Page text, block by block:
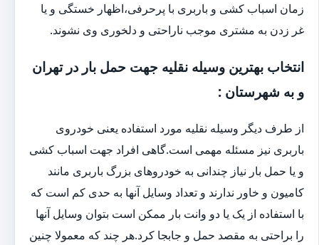
زمان اسباب کشی و باربری با پرحرفی،اظهار خستگی و یا
غر زدن به مشتری موجب ناراحتی و دلخوری وی نشوند.
انتخاب بهترین وسیله نقلیه جهت حمل بار در تهران
و به شهرستان :
از طرف دیگر وسیله نقلیه مورد استفاده یعنی خودروی
باربری نیز مسئله مهمی است.گاهی افراد جهت اسباب کشی
و یا حمل بار نیاز چندانی به خودروهای بزرگ باربری مانند
کامیون و خاور ندارند و تعداد وسایل آنها به حدی کم است که
با استفاده از یک یا دو وانت بار ممکن است بتوان وسایل آنها
را براحتی به مقصد حمل و جابجا کرد.هر چند که معمولا چنین